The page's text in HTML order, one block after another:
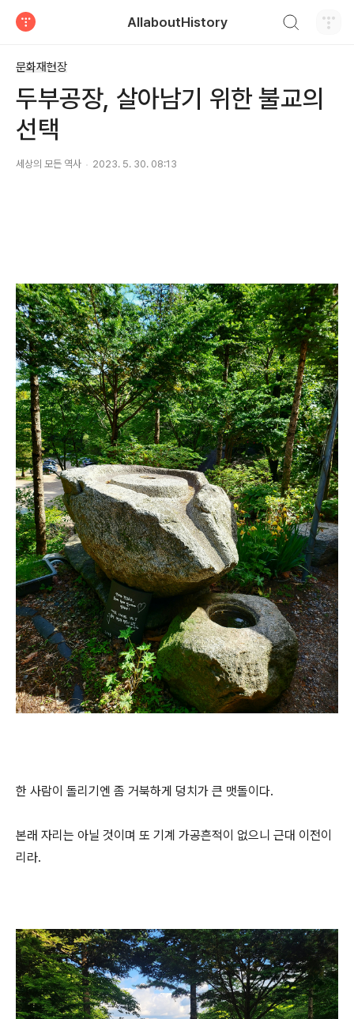
AllaboutHistory
문화재현장
두부공장, 살아남기 위한 불교의
선택
세상의 모든 역사 2023. 5. 30. 08:13
한 사람이 돌리기엔 좀 거북하게 덩치가 큰 맷돌이다.
본래 자리는 아닐 것이며 또 기계 가공흔적이 없으니 근대 이전이
리라.